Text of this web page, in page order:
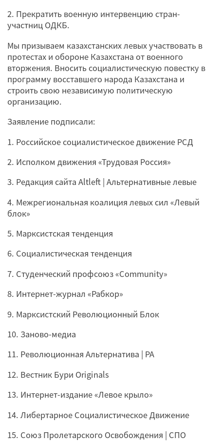
2. Прекратить военную интервенцию стран-
участниц ОДКБ.
Мы призываем казахстанских левых участвовать в
протестах и обороне Казахстана от военного
вторжения. Вносить социалистическую повестку в
программу восставшего народа Казахстана и
строить свою независимую политическую
организацию.
Заявление подписали:
1. Российское социалистическое движение РСД
2. Исполком движения «Трудовая Россия»
3. Редакция сайта Altleft | Альтернативные левые
4. Межрегиональная коалиция левых сил «Левый
блок»
5. Марксистская тенденция
6. Социалистическая тенденция
7. Студенческий профсоюз «Community»
8. Интернет-журнал «Рабкор»
9. Марксистский Революционный Блок
10. Заново-медиа
11. Революционная Альтернатива | РА
12. Вестник Бури Originals
13. Интернет-издание «Левое крыло»
14. Либертарное Социалистическое Движение
15. Союз Пролетарского Освобождения | СПО